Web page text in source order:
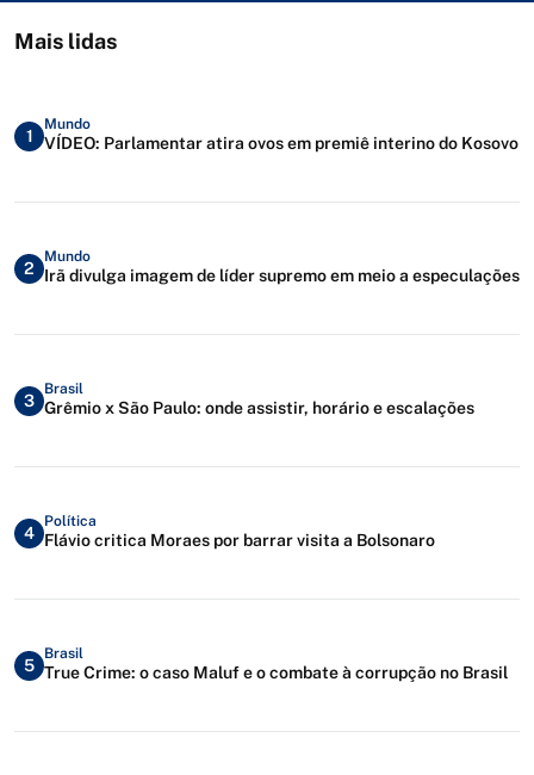
Mais lidas
1
Mundo
VÍDEO: Parlamentar atira ovos em premiê interino do Kosovo
2
Mundo
Irã divulga imagem de líder supremo em meio a especulações
3
Brasil
Grêmio x São Paulo: onde assistir, horário e escalações
4
Política
Flávio critica Moraes por barrar visita a Bolsonaro
5
Brasil
True Crime: o caso Maluf e o combate à corrupção no Brasil